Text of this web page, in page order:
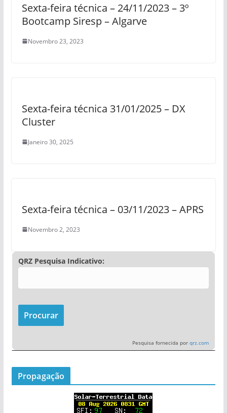
Sexta-feira técnica – 24/11/2023 – 3º
Bootcamp Siresp – Algarve
Novembro 23, 2023
Sexta-feira técnica 31/01/2025 – DX
Cluster
Janeiro 30, 2025
Sexta-feira técnica – 03/11/2023 – APRS
Novembro 2, 2023
QRZ Pesquisa Indicativo:
Pesquisa fornecida por qrz.com
Propagação